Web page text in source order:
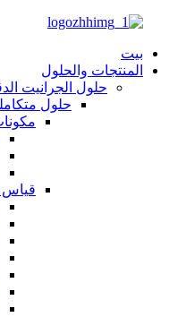
بيت
المنتجات والحلول
حلول الجرانيت
حلول
قياس